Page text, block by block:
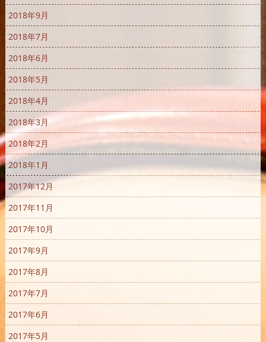
2018年9月
2018年7月
2018年6月
2018年5月
2018年4月
2018年3月
2018年2月
2018年1月
2017年12月
2017年11月
2017年10月
2017年9月
2017年8月
2017年7月
2017年6月
2017年5月